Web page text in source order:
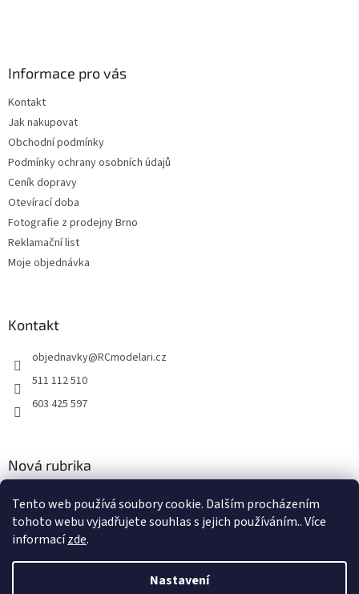
Tento web používá soubory cookie. Dalším procházením
tohoto webu vyjadřujete souhlas s jejich používáním.. Více
informacízde.
Nastavení
Informace pro vás
Kontakt
Jak nakupovat
Obchodní podmínky
Podmínky ochrany osobních údajů
Ceník dopravy
Otevírací doba
Fotografie z prodejny Brno
Reklamační list
Moje objednávka
Kontakt
objednavky@RCmodelari.cz
511 112 510
603 425 597
Nová rubrika
2.4.2020
Vytvořil Shoptet